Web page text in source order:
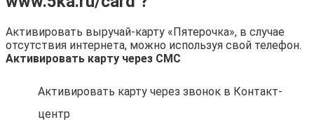
Активировать выручай-карту «Пятерочка», в случае
отсутствия интернета, можно используя свой телефон.
Активировать карту через СМС
Активировать карту через звонок в Контакт-
центр